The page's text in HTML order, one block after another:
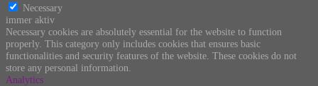
Necessary
immer aktiv
Necessary cookies are absolutely essential for the website to function
properly. This category only includes cookies that ensures basic
functionalities and security features of the website. These cookies do not
store any personal information.
Analytics